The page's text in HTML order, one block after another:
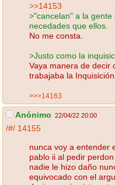
>>14153
>"cancelan" a la
necedades que ellos.
No me consta.
>Justo como la
Vaya manera de decir
trabajaba la Inquisición.
>>>14163
Anónimo 22/04/22 20:00
/#/ 14155
nunca voy a entender
pablo ii al pedir
nadie le hizo daño
equivocado con el